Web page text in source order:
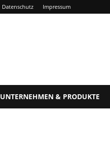
Datenschutz Impressum
UNTERNEHMEN & PRODUKTE